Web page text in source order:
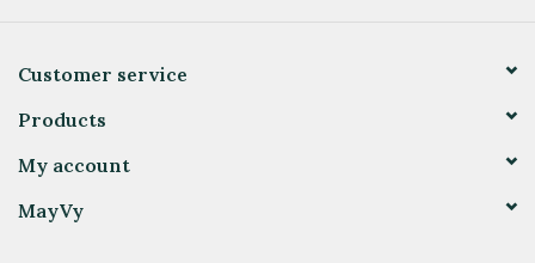
Customer service
Products
My account
MayVy